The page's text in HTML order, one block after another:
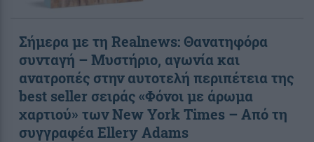
Σήμερα με τη Realnews: Θανατηφόρα
συνταγή – Μυστήριο, αγωνία και
ανατροπές στην αυτοτελή περιπέτεια της
best seller σειράς «Φόνοι με άρωμα
χαρτιού» των New York Times – Από τη
συγγραφέα Ellery Adams